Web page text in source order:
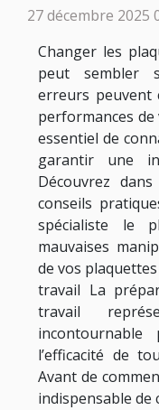
27 décembre 2025
Changer les
peut sembler
erreurs peuvent
performances
essentiel de
garantir une
Découvrez
conseils
spécialiste le
mauvaises
de vos
travail La
travail
l’efficacité de
Avant de
indispensable de